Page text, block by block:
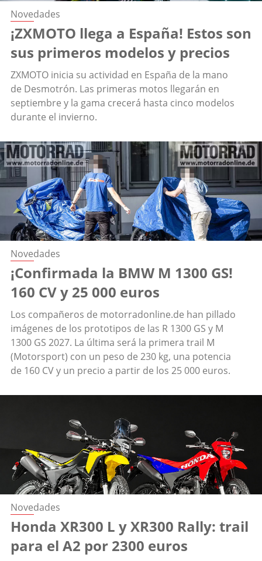
Novedades
¡ZXMOTO llega a España! Estos son
sus primeros modelos y precios
ZXMOTO inicia su actividad en España de la mano
de Desmotrón. Las primeras motos llegarán en
septiembre y la gama crecerá hasta cinco modelos
durante el invierno.
Novedades
¡Confirmada la BMW M 1300 GS!
160 CV y 25 000 euros
Los compañeros de motorradonline.de han pillado
imágenes de los prototipos de las R 1300 GS y M
1300 GS 2027. La última será la primera trail M
(Motorsport) con un peso de 230 kg, una potencia
de 160 CV y un precio a partir de los 25 000 euros.
Novedades
Honda XR300 L y XR300 Rally: trail
para el A2 por 2300 euros